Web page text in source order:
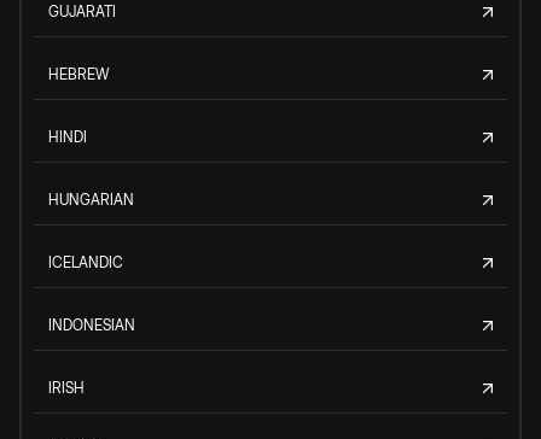
GUJARATI
HEBREW
HINDI
HUNGARIAN
ICELANDIC
INDONESIAN
IRISH